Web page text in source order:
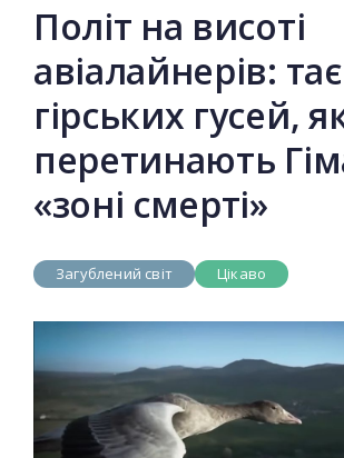
Політ на висоті
авіалайнерів:
гірських гусей,
перетинають
«зоні смерті»
Загублений світ Цікаво